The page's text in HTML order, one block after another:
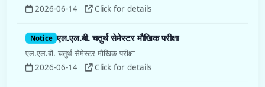
2026-06-14
Click for details
Notice एल.एल.बी. चतुर्थ सेमेस्टर मौखिक परीक्षा
एल.एल.बी. चतुर्थ सेमेस्टर मौखिक परीक्षा
2026-06-14
Click for details